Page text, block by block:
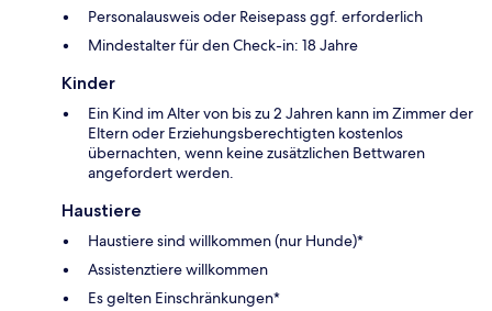
Personalausweis oder Reisepass ggf. erforderlich
Mindestalter für den Check-in: 18 Jahre
Kinder
Ein Kind im Alter von bis zu 2 Jahren kann im Zimmer der
Eltern oder Erziehungsberechtigten kostenlos
übernachten, wenn keine zusätzlichen Bettwaren
angefordert werden.
Haustiere
Haustiere sind willkommen (nur Hunde)*
Assistenztiere willkommen
Es gelten Einschränkungen*